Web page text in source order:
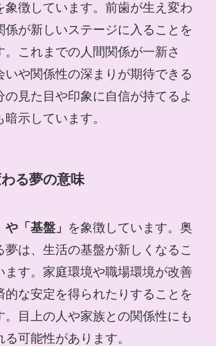
象徴しています。前歯が生え変わ
係が新しいステージに入ることを
。これまでの人間関係が一新さ
いや関係性の深まりが期待できる
の見た目や印象に自信が持てるよ
示しています。
る夢の意味
や「基盤」 を象徴しています。奥
夢は、生活の基盤が新しくなるこ
ます。家庭環境や職場環境が改善
的な安定を得られたりすることを
。目上の人や家族との関係性にも
可能性があります。